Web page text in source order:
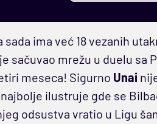
sada ima već 18 vezanih
sačuvao mrežu u duelu sa
meseca! Sigurno Unai
ilustruje gde se
odsustva vratio u Ligu